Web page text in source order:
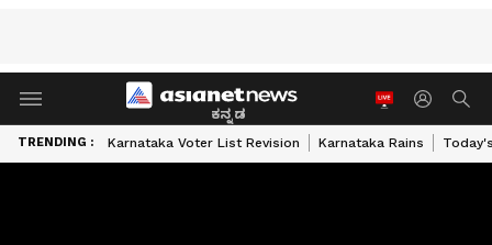
ಕನ್ನಡ
TRENDING : Karnataka Voter List Revision Karnataka Rains